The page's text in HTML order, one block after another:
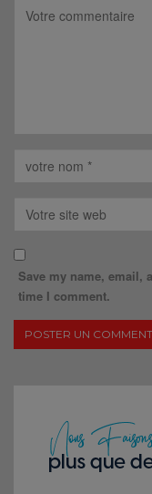
Save my name, email,
time I comment.